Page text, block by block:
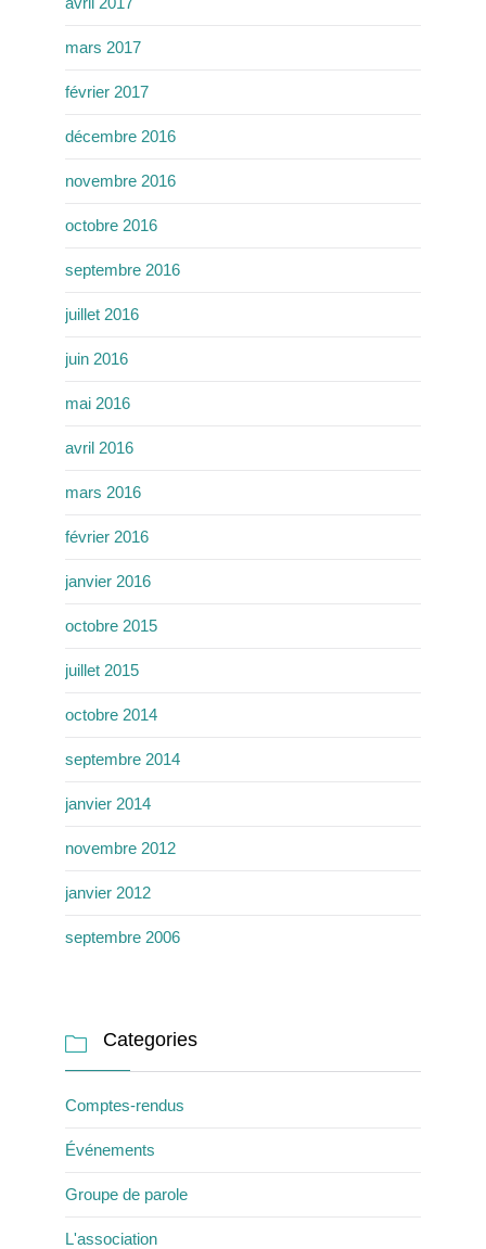
mars 2017
février 2017
décembre 2016
novembre 2016
octobre 2016
septembre 2016
juillet 2016
juin 2016
mai 2016
avril 2016
mars 2016
février 2016
janvier 2016
octobre 2015
juillet 2015
octobre 2014
septembre 2014
janvier 2014
novembre 2012
janvier 2012
septembre 2006
 Categories
Comptes-rendus
Événements
Groupe de parole
L'association